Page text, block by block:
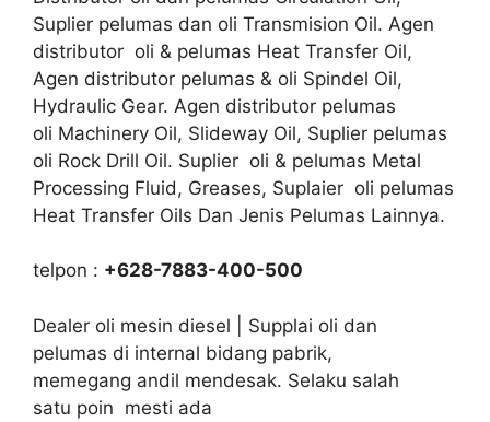
Suplier pelumas dan oli Transmision Oil. Agen
distributor oli & pelumas Heat Transfer Oil,
Agen distributor pelumas & oli Spindel Oil,
Hydraulic Gear. Agen distributor pelumas
oli Machinery Oil, Slideway Oil, Suplier pelumas
oli Rock Drill Oil. Suplier oli & pelumas Metal
Processing Fluid, Greases, Suplaier oli pelumas
Heat Transfer Oils Dan Jenis Pelumas Lainnya.
telpon : +628-7883-400-500
Dealer oli mesin diesel | Supplai oli dan
pelumas di internal bidang pabrik,
memegang andil mendesak. Selaku salah
satu poin mesti ada